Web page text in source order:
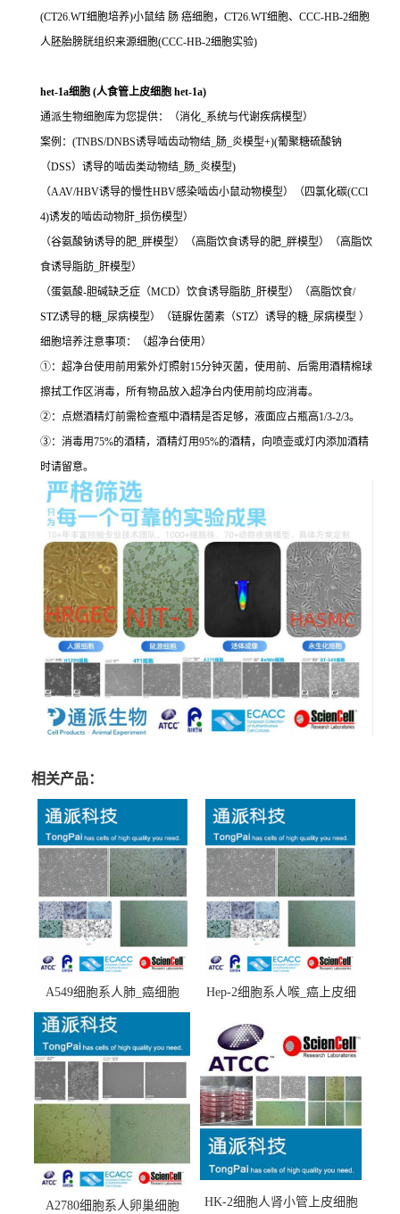
(CT26.WT细胞培养)小鼠结 肠 癌细胞，CT26.WT细胞、CCC-HB-2细胞
人胚胎膀胱组织来源细胞(CCC-HB-2细胞实验)
het-1a细胞 (人食管上皮细胞 het-1a)
通派生物细胞库为您提供：（消化_系统与代谢疾病模型）
案例：(TNBS/DNBS诱导啮齿动物结_肠_炎模型+)(葡聚糖硫酸钠
（DSS）诱导的啮齿类动物结_肠_炎模型)
（AAV/HBV诱导的慢性HBV感染啮齿小鼠动物模型）（四氯化碳(CCl
4)诱发的啮齿动物肝_损伤模型）
（谷氨酸钠诱导的肥_胖模型）（高脂饮食诱导的肥_胖模型）（高脂饮
食诱导脂肪_肝模型）
（蛋氨酸-胆碱缺乏症（MCD）饮食诱导脂肪_肝模型）（高脂饮食/
STZ诱导的糖_尿病模型）（链脲佐菌素（STZ）诱导的糖_尿病模型 ）
细胞培养注意事项：（超净台使用）
①：超净台使用前用紫外灯照射15分钟灭菌，使用前、后需用酒精棉球
擦拭工作区消毒，所有物品放入超净台内使用前均应消毒。
②：点燃酒精灯前需检查瓶中酒精是否足够，液面应占瓶高1/3-2/3。
③：消毒用75%的酒精，酒精灯用95%的酒精，向喷壶或灯内添加酒精
时请留意。
相关产品：
A549细胞系人肺_癌细胞
(A549细胞)
Hep-2细胞系人喉_癌上皮细
A2780细胞系人卵巢细胞
HK-2细胞人肾小管上皮细胞